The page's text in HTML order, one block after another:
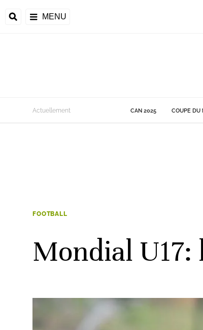
MENU
de la CAF
Actuellement CAN 2025 COUPE DU
FOOTBALL
Mondial U17: